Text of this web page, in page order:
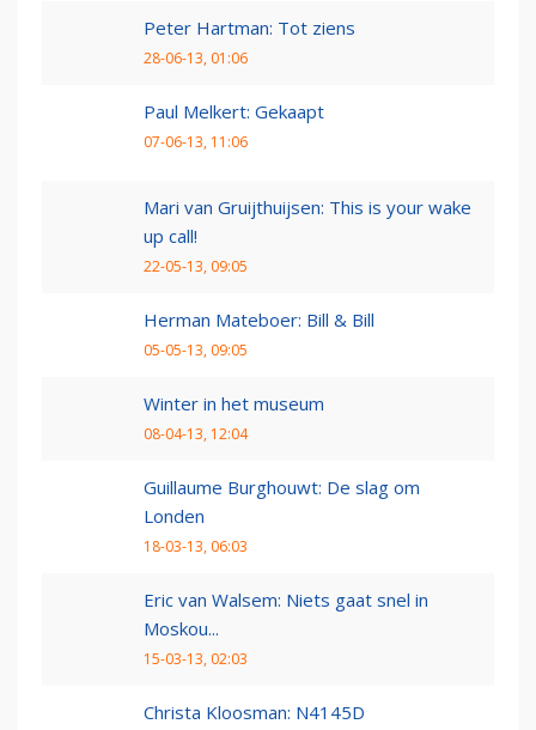
Peter Hartman: Tot ziens
28-06-13, 01:06
Paul Melkert: Gekaapt
07-06-13, 11:06
Mari van Gruijthuijsen: This is your wake
up call!
22-05-13, 09:05
Herman Mateboer: Bill & Bill
05-05-13, 09:05
Winter in het museum
08-04-13, 12:04
Guillaume Burghouwt: De slag om
Londen
18-03-13, 06:03
Eric van Walsem: Niets gaat snel in
Moskou...
15-03-13, 02:03
Christa Kloosman: N4145D